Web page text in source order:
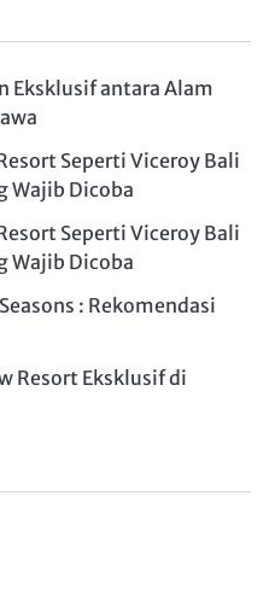
Eksklusif antara Alam
Seperti Viceroy Bali
Wajib Dicoba
Seperti Viceroy Bali
Wajib Dicoba
: Rekomendasi
Resort Eksklusif di